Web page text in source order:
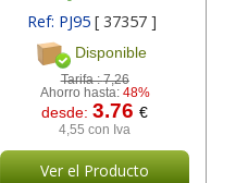
Ref: PJ95 [ 37357 ]
Disponible
Tarifa :7,26
Ahorro hasta: 48%
desde:3.76€
4,55 con Iva
Ver el Producto